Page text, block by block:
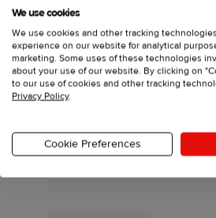
We use cookies
We use cookies and other tracking
experience on our website for analytical
marketing. Some uses of these technologies
about your use of our website. By clicking on
to our use of cookies and other tracking
Privacy Policy.
Cookie Preferences